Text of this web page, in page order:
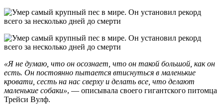
«Я не думаю, что он осознает, что он такой большой, как он
есть. Он постоянно пытается втиснуться в маленькие
кровати, сесть на нас сверху и делать все, что делают
маленькие собаки», — описывала своего гигантского питомца
Трейси Вулф.